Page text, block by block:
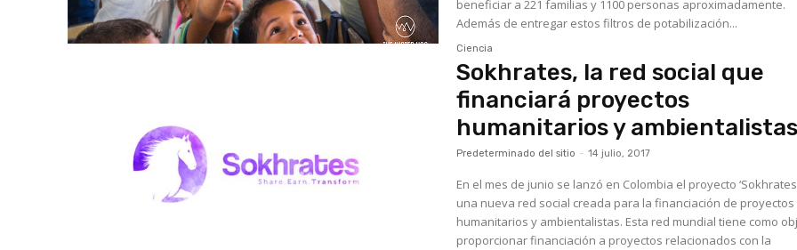
beneficiar a 221 familias y 1100 personas aproximadamente.
Además de entregar estos filtros de potabilización...
Ciencia
Sokhrates, la red social que
financiará proyectos
humanitarios y ambientalistas
Predeterminado del sitio - 14 julio, 2017
En el mes de junio se lanzó en Colombia el proyecto
una nueva red social creada para la financiación de proyectos
humanitarios y ambientalistas. Esta red mundial tiene como
proporcionar financiación a proyectos relacionados con la